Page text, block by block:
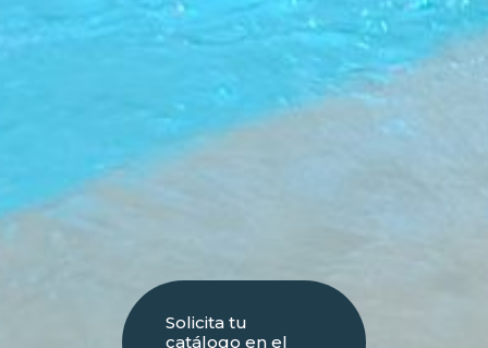
Solicita tu
catálogo en el